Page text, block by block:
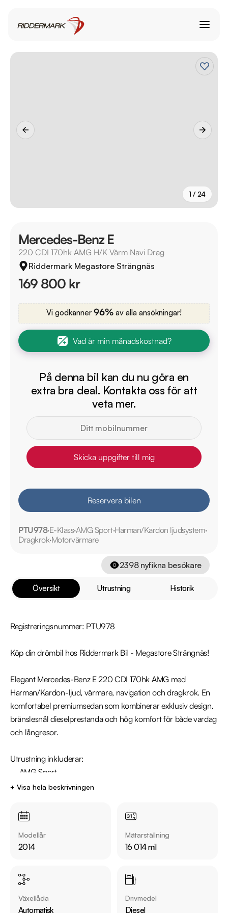
1 / 24
Mercedes-Benz E
220 CDI 170hk AMG H/K Värm Navi Drag
Riddermark Megastore Strängnäs
169 800 kr
Vi godkänner 96% av alla ansökningar!
Vad är min månadskostnad?
På denna bil kan du nu göra en
extra bra deal. Kontakta oss för att
veta mer.
Skicka uppgifter till mig
Reservera bilen
PTU978E-KlassAMG SportHarman/Kardon ljudsystem
DragkrokMotorvärmare
2398nyfikna besökare
Översikt Utrustning Historik
Registreringsnummer: PTU978
Köp din drömbil hos Riddermark Bil - Megastore Strängnäs!
Elegant Mercedes-Benz E 220 CDI 170hk AMG med
Harman/Kardon-ljud, värmare, navigation och dragkrok. En
komfortabel premiumsedan som kombinerar exklusiv design,
bränslesnål dieselprestanda och hög komfort för både vardag
och långresor.
Utrustning inkluderar:
  - Motorvärmare
Jämför denna bil med någon av våra andra Mercedes-Benz
https://www.riddermarkbil.se/kopa-bil/?series=e-klass
+ Visa hela beskrivningen
Modellår
2014
Mätarställning
16 014 mil
Växellåda
Automatisk
Drivmedel
Diesel